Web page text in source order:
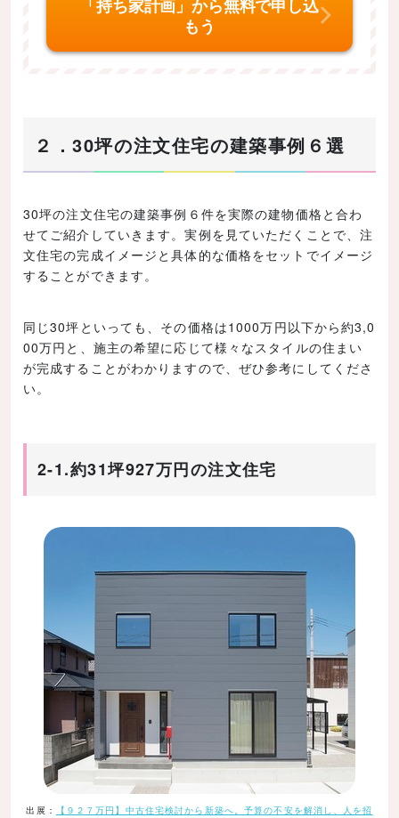
「持ち家計画」から無料で申し込
もう
２．30坪の注文住宅の建築事例６選
30坪の注文住宅の建築事例６件を実際の建物価格と合わ
せてご紹介していきます。実例を見ていただくことで、注
文住宅の完成イメージと具体的な価格をセットでイメージ
することができます。
同じ30坪といっても、その価格は1000万円以下から約3,0
00万円と、施主の希望に応じて様々なスタイルの住まい
が完成することがわかりますので、ぜひ参考にしてくださ
い。
2-1.約31坪927万円の注文住宅
出展：
【９２７万円】中古住宅検討から新築へ。予算の不安を解消し、人を招